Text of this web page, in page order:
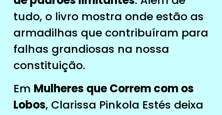
tudo, o livro mostra onde estão as
armadilhas que contribuíram para
falhas grandiosas na nossa
constituição.
Em Mulheres que Correm com os
Lobos, Clarissa Pinkola Estés deixa